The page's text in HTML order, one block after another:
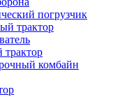
погрузчик
трактор
трактор
комбайн